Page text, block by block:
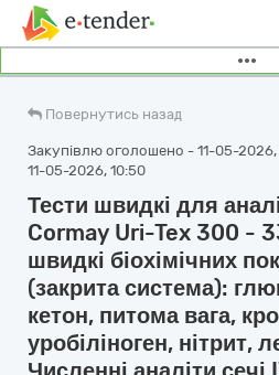
Повернутись назад
Закупівлю оголошено - 11-05-2026,
11-05-2026, 10:50
Тести швидкі для
Cormay Uri-Tex 300 -
швидкі біохімічних
(закрита система):
кетон, питома вага,
уробіліноген, нітрит,